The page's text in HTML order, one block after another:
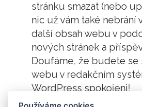
stránku smazat (nebo
nic už vám také nebrání
další obsah webu v
nových stránek a
Doufáme, že budete se
webu v redakčním
WordPress spokojeni!